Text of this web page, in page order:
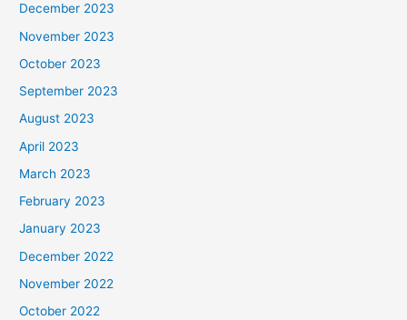
December 2023
November 2023
October 2023
September 2023
August 2023
April 2023
March 2023
February 2023
January 2023
December 2022
November 2022
October 2022